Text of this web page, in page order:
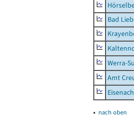
Bad
Werra-
Amt
▴ nach oben